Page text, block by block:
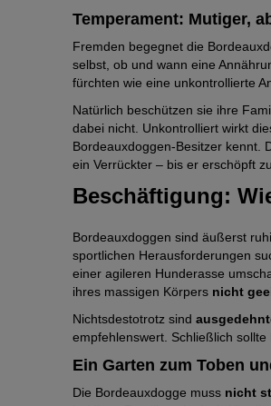
Temperament: Mutiger,
Fremden begegnet die
selbst, ob und wann eine
fürchten wie eine unkontrollierte
Natürlich beschützen sie ihre
dabei nicht. Unkontrolliert wirkt
Bordeauxdoggen-Besitzer kennt.
ein Verrückter – bis er erschöpft
Beschäftigung:
Bordeauxdoggen sind äußerst
sportlichen Herausforderungen
einer agileren Hunderasse
ihres massigen Körpers nicht
Nichtsdestotrotz sind
empfehlenswert. Schließlich
Ein Garten zum Toben
Die Bordeauxdogge muss nicht